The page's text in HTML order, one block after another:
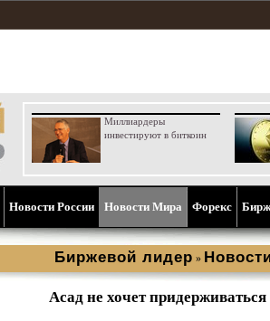
Миллиардеры
инвестируют в биткоин
Новости России Новости Мира Форекс
Биржевой лидер »
Асад не хочет